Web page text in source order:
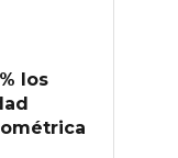
los